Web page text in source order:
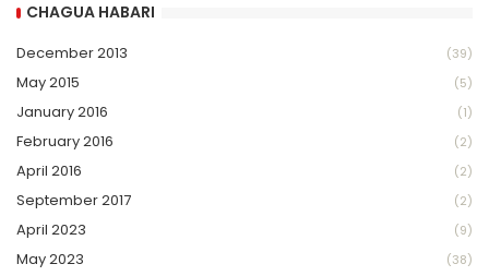
CHAGUA HABARI
December 2013 (39)
May 2015 (5)
January 2016 (1)
February 2016 (2)
April 2016 (2)
September 2017 (2)
April 2023 (9)
May 2023 (38)